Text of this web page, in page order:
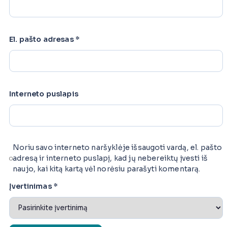
El. pašto adresas *
Interneto puslapis
Noriu savo interneto naršyklėje išsaugoti vardą, el. pašto
adresą ir interneto puslapį, kad jų nebereiktų įvesti iš
naujo, kai kitą kartą vėl norėsiu parašyti komentarą.
Įvertinimas *